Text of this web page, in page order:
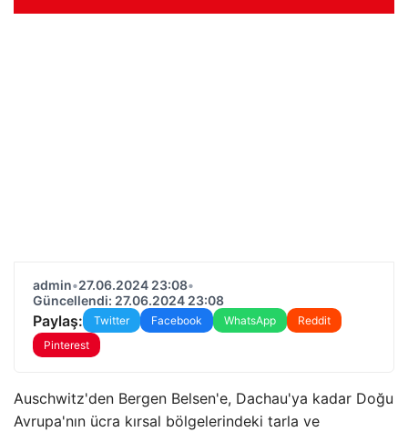
admin•27.06.2024 23:08•
Güncellendi: 27.06.2024 23:08
Paylaş: Twitter Facebook WhatsApp
Reddit
Pinterest
Auschwitz'den Bergen Belsen'e, Dachau'ya kadar Doğu
Avrupa'nın ücra kırsal bölgelerindeki tarla ve